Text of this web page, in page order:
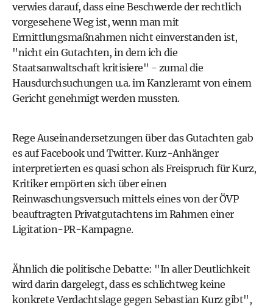
verwies darauf, dass eine Beschwerde der rechtlich
vorgesehene Weg ist, wenn man mit
Ermittlungsmaßnahmen nicht einverstanden ist,
"nicht ein Gutachten, in dem ich die
Staatsanwaltschaft kritisiere" - zumal die
Hausdurchsuchungen u.a. im Kanzleramt von einem
Gericht genehmigt werden mussten.
Rege Auseinandersetzungen über das Gutachten gab
es auf Facebook und Twitter. Kurz-Anhänger
interpretierten es quasi schon als Freispruch für Kurz,
Kritiker empörten sich über einen
Reinwaschungsversuch mittels eines von der ÖVP
beauftragten Privatgutachtens im Rahmen einer
Ligitation-PR-Kampagne.
Ähnlich die politische Debatte: "In aller Deutlichkeit
wird darin dargelegt, dass es schlichtweg keine
konkrete Verdachtslage gegen Sebastian Kurz gibt",